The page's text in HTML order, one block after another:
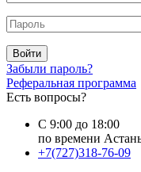
Войти
Забыли пароль?
Реферальная программа
Есть вопросы?
С 9:00 до 18:00
по времени
+7(727)318-76-09